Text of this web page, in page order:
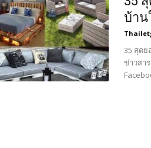
บ้าน
35 สุดย
ข่าวสา